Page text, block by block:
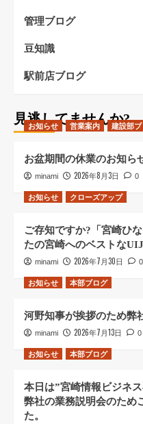
管理ブログ
豆知識
駅前店ブログ
見逃してませんか?
お知らせ 営業案内 建設部
お盆期間の休業のお知ら
minami 2026年8月3日 0
お知らせ クローズアップ
ご存知ですか?「宮崎ひ
たの宮崎へのベストな
minami 2026年7月30日 0
お知らせ 本部ブログ
河野知事が挨拶のため弊
minami 2026年7月13日 0
お知らせ 本部ブログ
本日は”宮崎情報ビジネ
弊社の業務説明会のため
た。